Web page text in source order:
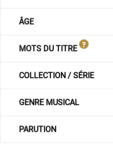
ÂGE
MOTS DU TITRE
COLLECTION / SÉRIE
GENRE MUSICAL
PARUTION